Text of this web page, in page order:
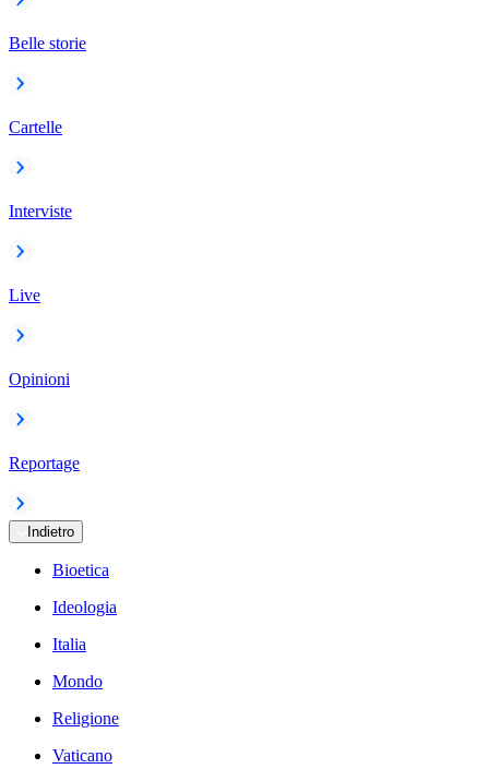
Belle storie
Cartelle
Interviste
Live
Opinioni
Reportage
Indietro
Bioetica
Ideologia
Italia
Mondo
Religione
Vaticano